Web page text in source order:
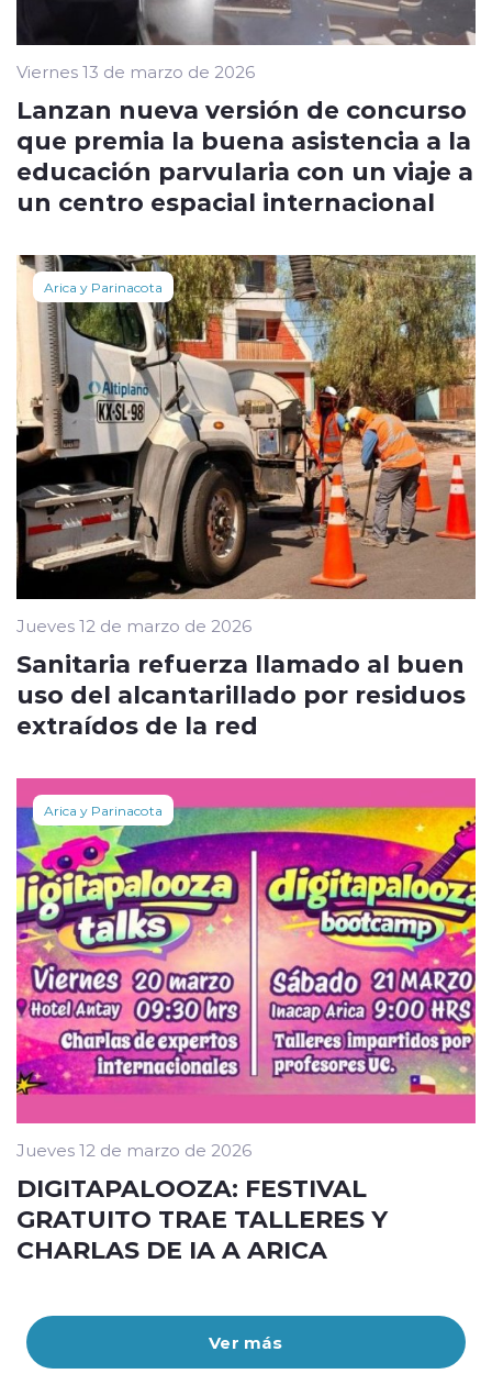
Ver más
Viernes 13 de marzo de 2026
Lanzan nueva versión de concurso
que premia la buena asistencia a la
educación parvularia con un viaje a
un centro espacial internacional
Arica y Parinacota
Jueves 12 de marzo de 2026
Sanitaria refuerza llamado al buen
uso del alcantarillado por residuos
extraídos de la red
Arica y Parinacota
Jueves 12 de marzo de 2026
DIGITAPALOOZA: FESTIVAL
GRATUITO TRAE TALLERES Y
CHARLAS DE IA A ARICA